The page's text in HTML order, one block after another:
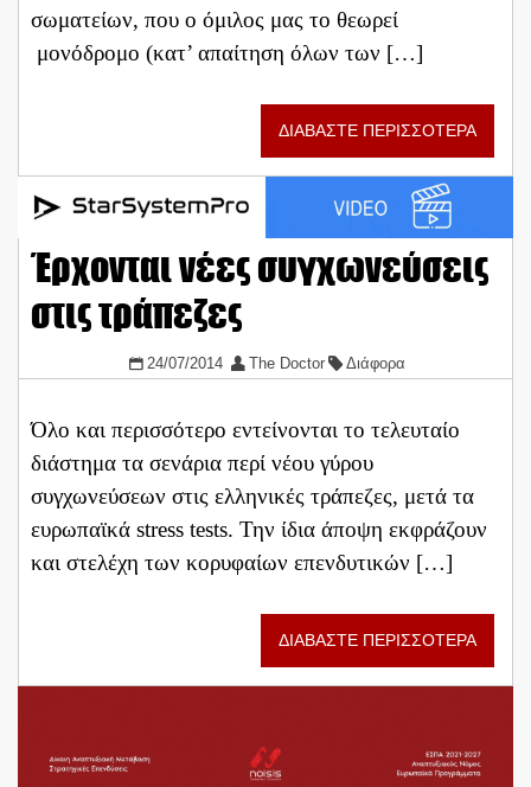
σωματείων, που ο όμιλος μας το θεωρεί
μονόδρομο (κατ’ απαίτηση όλων των […]
ΔΙΑΒΑΣΤΕ ΠΕΡΙΣΣΟΤΕΡΑ
Έρχονται νέες συγχωνεύσεις
στις τράπεζες
24/07/2014 The Doctor Διάφορα
Όλο και περισσότερο εντείνονται το τελευταίο
διάστημα τα σενάρια περί νέου γύρου
συγχωνεύσεων στις ελληνικές τράπεζες, μετά τα
ευρωπαϊκά stress tests. Την ίδια άποψη εκφράζουν
και στελέχη των κορυφαίων επενδυτικών […]
ΔΙΑΒΑΣΤΕ ΠΕΡΙΣΣΟΤΕΡΑ